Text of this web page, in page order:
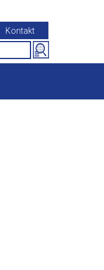
Kontakt
Search
for: